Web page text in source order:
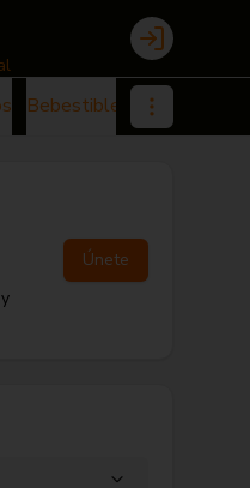
Login
Bebestibles Postres
Únete